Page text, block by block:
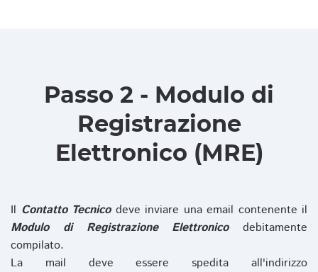
Passo 2 - Modulo di
Registrazione
Elettronico (MRE)
Il Contatto Tecnicodeve inviare una email contenente il
Modulo di Registrazione Elettronicodebitamente
compilato.
La mail deve essere spedita all'indirizzo